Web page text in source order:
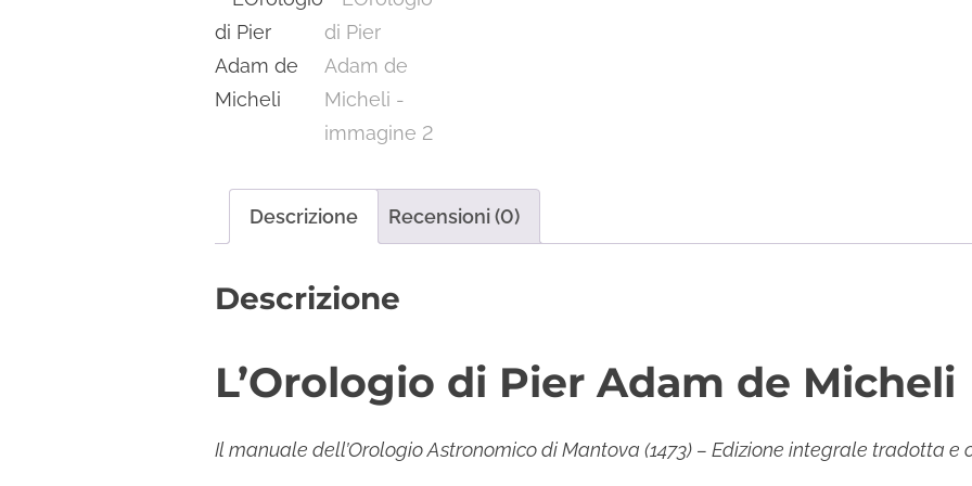
Descrizione Recensioni (0)
Descrizione
L’Orologio di Pier Adam de Micheli
Il manuale dell’Orologio Astronomico di Mantova (1473) – Edizione integrale tradotta e